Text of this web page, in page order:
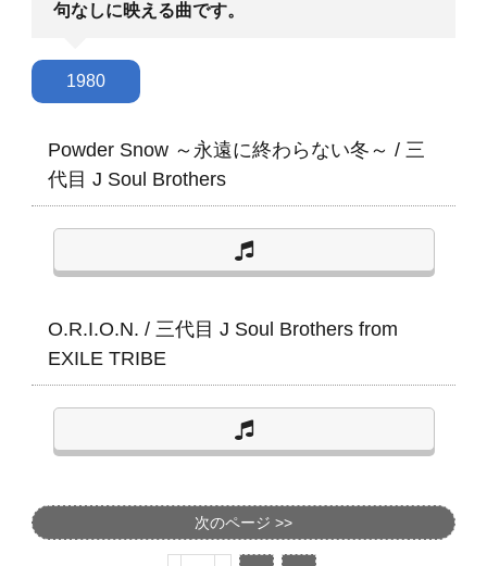
句なしに映える曲です。
1980
Powder Snow ～永遠に終わらない冬～ / 三
代目 J Soul Brothers
O.R.I.O.N. / 三代目 J Soul Brothers from
EXILE TRIBE
次のページ >>